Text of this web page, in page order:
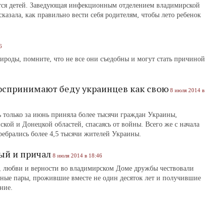
детей. Заведующая инфекционным отделением владимирской
как правильно вести себя родителям, чтобы лето ребенок
помните, что не все они съедобны и могут стать причиной
беду украинцев как свою 8 июля 2014 в
только за июнь приняла более тысячи граждан Украины,
и Донецкой областей, спасаясь от войны. Всего же с начала
более 4,5 тысячи жителей Украины.
и причал 8 июля 2014 в 18:46
и верности во владимирском Доме дружбы чествовали
пары, прожившие вместе не один десяток лет и получившие